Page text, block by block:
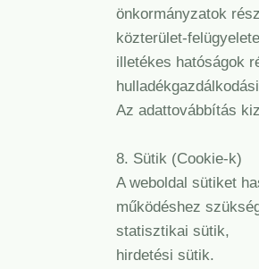
önkormányzatok
közterület-
illetékes hatóságok
Az adattovábbítás
8. Sütik (Cookie-k)
A weboldal sütiket
működéshez
statisztikai sütik,
hirdetési sütik.